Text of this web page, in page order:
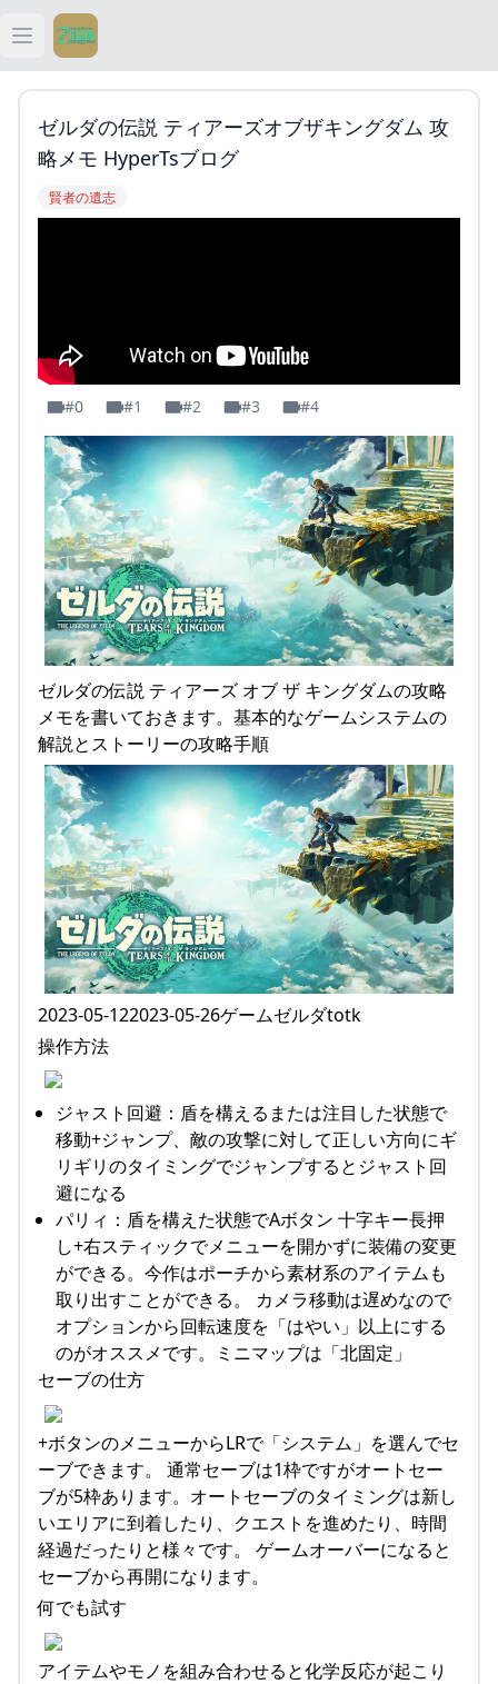
Open main menu
ティアキン
ティアキン 祠
ゼルダの伝説 ティアーズオブザキングダム 攻
略メモ HyperTsブログ
賢者の遺志
#0 #1 #2 #3 #4
ゼルダの伝説 ティアーズ オブ ザ キングダムの攻略
メモを書いておきます。基本的なゲームシステムの
解説とストーリーの攻略手順
2023-05-122023-05-26ゲームゼルダtotk
操作方法
ジャスト回避：盾を構えるまたは注目した状態で
移動+ジャンプ、敵の攻撃に対して正しい方向にギ
リギリのタイミングでジャンプするとジャスト回
避になる
パリィ：盾を構えた状態でAボタン 十字キー長押
し+右スティックでメニューを開かずに装備の変更
ができる。今作はポーチから素材系のアイテムも
取り出すことができる。 カメラ移動は遅めなので
オプションから回転速度を「はやい」以上にする
のがオススメです。ミニマップは「北固定」
セーブの仕方
+ボタンのメニューからLRで「システム」を選んでセ
ーブできます。 通常セーブは1枠ですがオートセー
ブが5枠あります。オートセーブのタイミングは新し
いエリアに到着したり、クエストを進めたり、時間
経過だったりと様々です。 ゲームオーバーになると
セーブから再開になります。
何でも試す
アイテムやモノを組み合わせると化学反応が起こり